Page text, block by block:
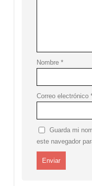
Nombre *
Correo electrónico
Guarda mi
este navegador